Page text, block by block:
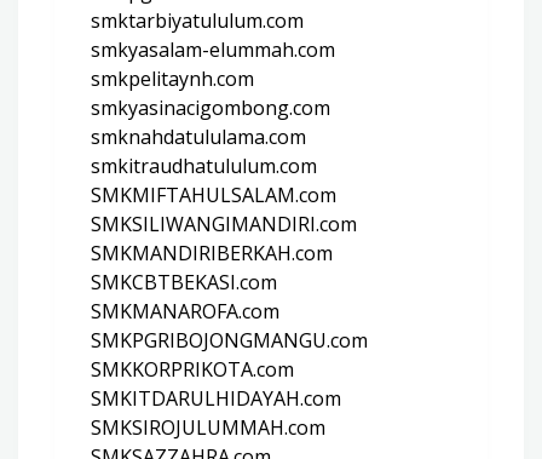
smktarbiyatululum.com
smkyasalam-elummah.com
smkpelitaynh.com
smkyasinacigombong.com
smknahdatululama.com
smkitraudhatululum.com
SMKMIFTAHULSALAM.com
SMKSILIWANGIMANDIRI.com
SMKMANDIRIBERKAH.com
SMKCBTBEKASI.com
SMKMANAROFA.com
SMKPGRIBOJONGMANGU.com
SMKKORPRIKOTA.com
SMKITDARULHIDAYAH.com
SMKSIROJULUMMAH.com